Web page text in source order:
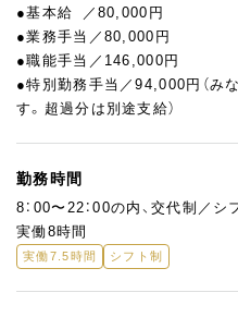
●基本給 ／80,000円
●業務手当／80,000円
●職能手当／146,000円
●特別勤務手当／94,000円（み
す。超過分は別途支給）
勤務時間
8：00〜22：00の内、交代制／シ
実働8時間
実働7.5時間 シフト制